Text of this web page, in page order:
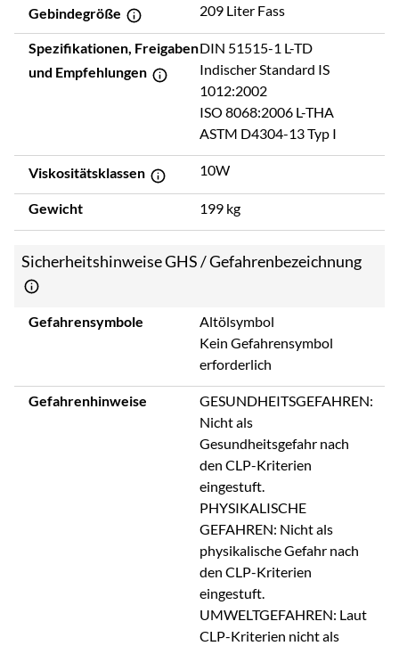
Gebindegröße 209 Liter Fass
Spezifikationen, Freigaben
und Empfehlungen
DIN 51515-1 L-TD
Indischer Standard IS
1012:2002
ISO 8068:2006 L-THA
ASTM D4304-13 Typ I
Viskositätsklassen 10W
Gewicht 199 kg
Sicherheitshinweise GHS / Gefahrenbezeichnung
Gefahrensymbole
Altölsymbol
Kein Gefahrensymbol
erforderlich
Gefahrenhinweise
GESUNDHEITSGEFAHREN:
Nicht als
Gesundheitsgefahr nach
den CLP-Kriterien
eingestuft.
PHYSIKALISCHE
GEFAHREN: Nicht als
physikalische Gefahr nach
den CLP-Kriterien
eingestuft.
UMWELTGEFAHREN: Laut
CLP-Kriterien nicht als